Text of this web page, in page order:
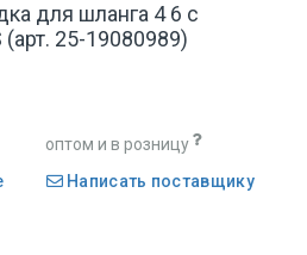
для шланга 4 6 с
25-19080989)
оптом и в розницу
Написать поставщику